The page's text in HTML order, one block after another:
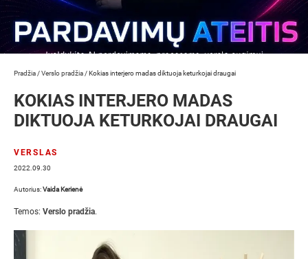
Pradžia /Verslo pradžia /Kokias interjero madas diktuoja keturkojai draugai
KOKIAS INTERJERO MADAS
DIKTUOJA KETURKOJAI DRAUGAI
VERSLAS
2022.09.30
Autorius:Vaida Kerienė
Temos: Verslo pradžia.